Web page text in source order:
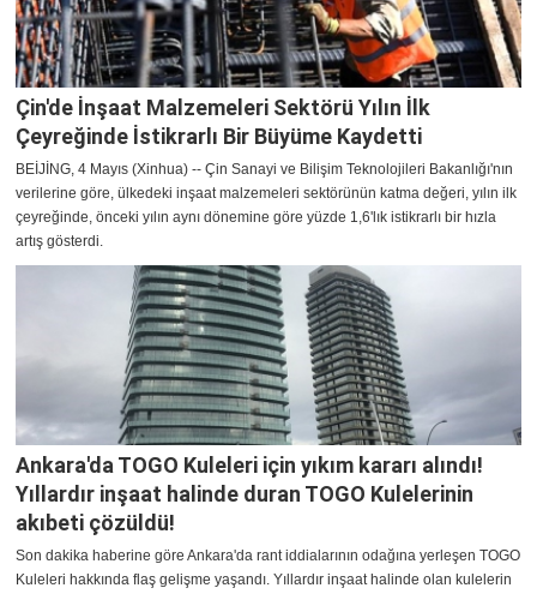
Çin'de İnşaat Malzemeleri Sektörü Yılın İlk
Çeyreğinde İstikrarlı Bir Büyüme Kaydetti
BEİJİNG, 4 Mayıs (Xinhua) -- Çin Sanayi ve Bilişim Teknolojileri Bakanlığı'nın
verilerine göre, ülkedeki inşaat malzemeleri sektörünün katma değeri, yılın ilk
çeyreğinde, önceki yılın aynı dönemine göre yüzde 1,6'lık istikrarlı bir hızla
artış gösterdi.
Ankara'da TOGO Kuleleri için yıkım kararı alındı!
Yıllardır inşaat halinde duran TOGO Kulelerinin
akıbeti çözüldü!
Son dakika haberine göre Ankara'da rant iddialarının odağına yerleşen TOGO
Kuleleri hakkında flaş gelişme yaşandı. Yıllardır inşaat halinde olan kulelerin